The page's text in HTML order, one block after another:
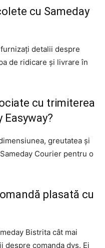
cu Sameday
detalii despre
de ridicare și livrare în
cu trimiterea
Easyway?
greutatea și
Courier pentru o
plasată cu
Bistrita cât mai
comanda dvs. Ei